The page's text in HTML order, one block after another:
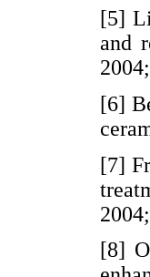
[5]
and
[6]
[7]
[8]